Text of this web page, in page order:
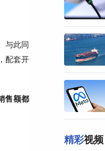
与此同
配套开
售额都
精彩视频